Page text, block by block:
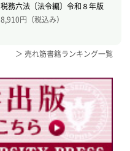
税務六法〔法令編〕令和８年版
8,910円（税込み）
＞ 売れ筋書籍ランキング一覧